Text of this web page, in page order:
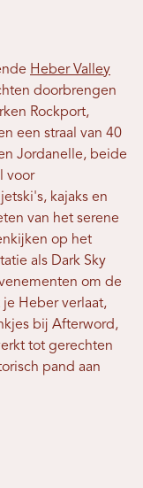
Heber Valley
doorbrengen
Rockport,
een straal van 40
Jordanelle, beide
voor
kajaks en
van het serene
op het
als Dark Sky
om de
Heber verlaat,
bij Afterword,
tot gerechten
pand aan